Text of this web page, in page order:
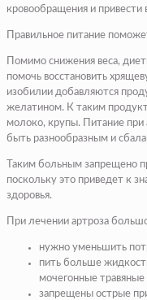
кровообращения и привести
Правильное питание
Помимо снижения веса,
помочь восстановить
изобилии добавляются
желатином. К таким
молоко, крупы. Питание при
быть разнообразным и
Таким больным запрещено
поскольку это приведет к
здоровья.
При лечении артроза
нужно уменьшить
пить больше
мочегонные
запрещены острые